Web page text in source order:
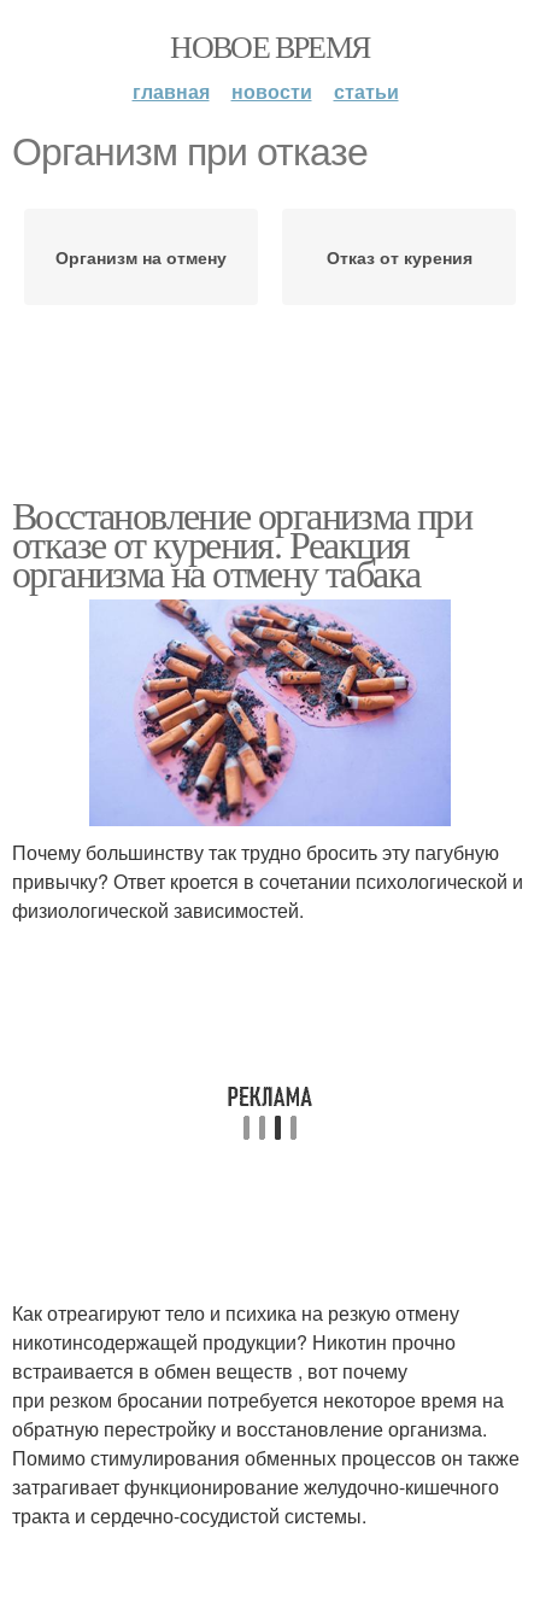
НОВОЕ ВРЕМЯ
главная новости статьи
Организм при отказе
Организм на отмену Отказ от курения
Восстановление организма при
отказе от курения. Реакция
организма на отмену табака
Почему большинству так трудно бросить эту пагубную
привычку? Ответ кроется в сочетании психологической и
физиологической зависимостей.
Как отреагируют тело и психика на резкую отмену
никотинсодержащей продукции? Никотин прочно
встраивается в обмен веществ , вот почему
при резком бросании потребуется некоторое время на
обратную перестройку и восстановление организма.
Помимо стимулирования обменных процессов он также
затрагивает функционирование желудочно-кишечного
тракта и сердечно-сосудистой системы.